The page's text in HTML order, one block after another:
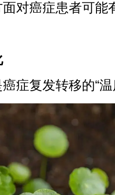
对癌症患者可能
症复发转移的“温